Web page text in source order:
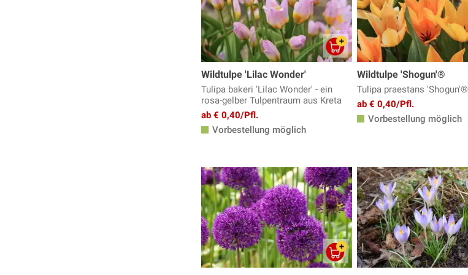
Wildtulpe 'Lilac Wonder'
Tulipa bakeri 'Lilac Wonder' - ein
rosa-gelber Tulpentraum aus Kreta
ab € 0,40/Pfl.
Vorbestellung möglich
Wildtulpe 'Shogun'®
Tulipa praestans 'Shogun'®
ab € 0,40/Pfl.
Vorbestellung möglich